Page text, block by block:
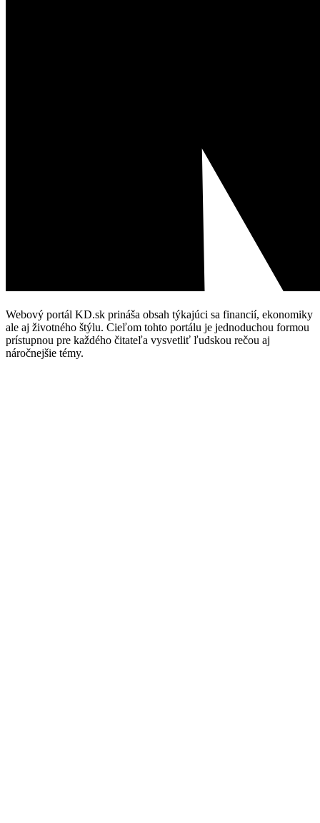
Webový portál KD.sk prináša obsah týkajúci sa financií, ekonomiky
ale aj životného štýlu. Cieľom tohto portálu je jednoduchou formou
prístupnou pre každého čitateľa vysvetliť ľudskou rečou aj
náročnejšie témy.